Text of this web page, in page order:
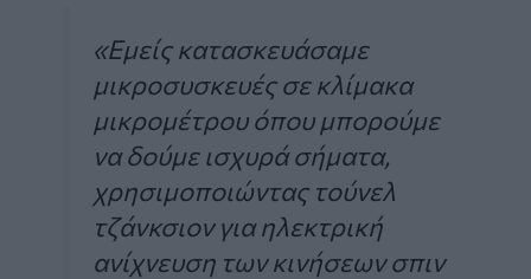
«Εμείς κατασκευάσαμε
μικροσυσκευές σε κλίμακα
μικρομέτρου όπου μπορούμε
να δούμε ισχυρά σήματα,
χρησιμοποιώντας τούνελ
τζάνκσιον για ηλεκτρική
ανίχνευση των κινήσεων σπιν